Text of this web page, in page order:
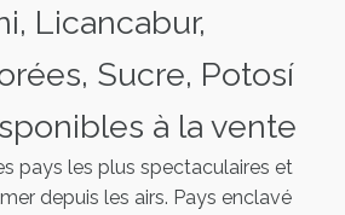
Licancabur,
Sucre, Potosí
à la vente
pays les plus spectaculaires et
depuis les airs. Pays enclavé